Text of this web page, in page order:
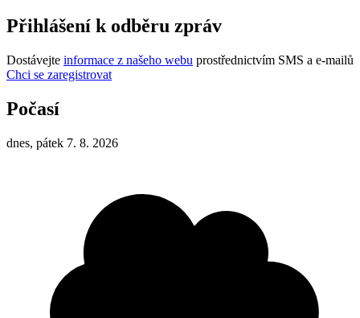
Přihlášení k odběru zpráv
Dostávejte informace z našeho webu prostřednictvím SMS a e-mailů
Chci se zaregistrovat
Počasí
dnes, pátek 7. 8. 2026